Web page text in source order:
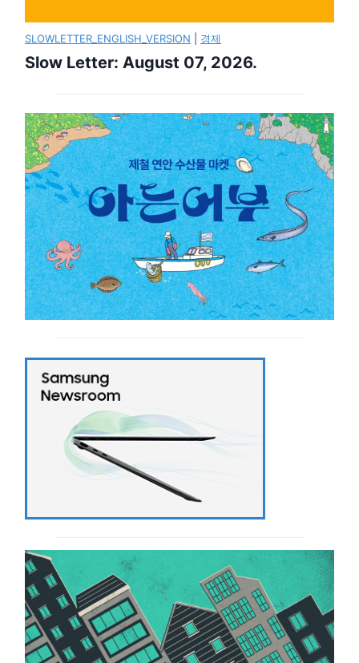
SLOWLETTER_ENGLISH_VERSION 경제
Slow Letter: August 07, 2026.